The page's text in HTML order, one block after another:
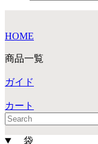
HOME
商品一覧
ガイド
カート
袋